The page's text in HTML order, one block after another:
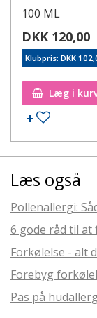
100 ML
DKK 120,00
Klubpris: DKK
Læg i
Læs også
Pollenallergi:
6 gode råd til
Forkølelse - alt
Forebyg
Pas på